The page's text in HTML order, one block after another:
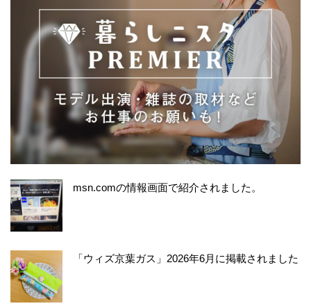
msn.comの情報画面で紹介されました。
「ウィズ京葉ガス」2026年6月に掲載されました